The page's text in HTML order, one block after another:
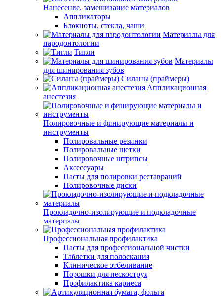
Нанесение, замешивание материалов
Аппликаторы
Блокноты, стекла, чаши
Материалы для
пародонтологии
Тигли
Материалы
для шинирования зубов
Силаны (праймеры)
Аппликационная
анестезия
Полировочные и финирующие материалы и
инструменты
Полировальные резинки
Полировальные щетки
Полировочные штрипсы
Аксессуары
Пасты для полировки реставраций
Полировочные диски
Прокладочно-изолирующие и подкладочные
материалы
Профессиональная профилактика
Пасты для профессиональной чистки
Таблетки для полоскания
Клиническое отбеливание
Порошки для пескоструя
Профилактика кариеса